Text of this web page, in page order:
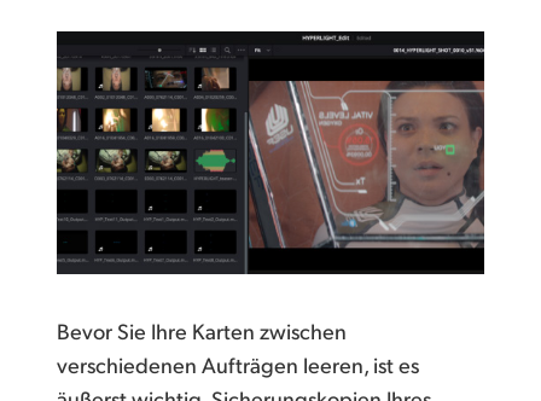
Bevor Sie Ihre Karten zwischen
verschiedenen Aufträgen leeren, ist es